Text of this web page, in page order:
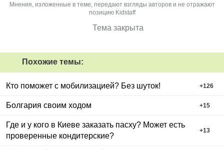
Мнения, изложенные в теме, передают взгляды авторов и не отражают
позицию Kidstaff
Тема закрыта
Похожие темы:
Кто поможет с мобилизацией? Без шуток! +126
Болгария своим ходом +15
Где и у кого в Киеве заказать пасху? Может есть
проверенные кондитерские?
+13